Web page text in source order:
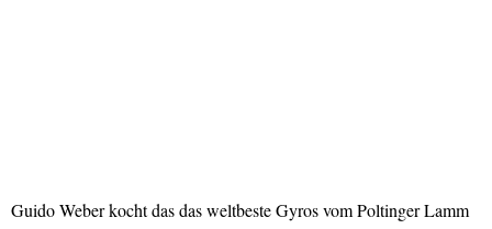
Guido Weber kocht das das weltbeste Gyros vom Poltinger Lamm